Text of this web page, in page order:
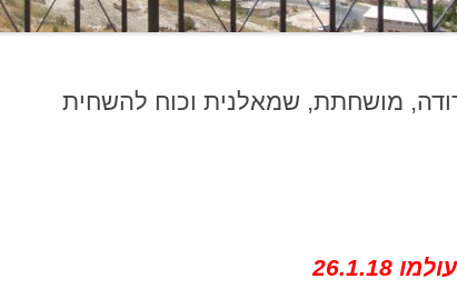
מושחתת, שמאלנית וכוח להשחית